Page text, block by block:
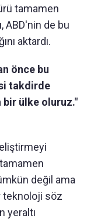
tamamen
ABD'nin de bu
aktardı.
önce bu
takdirde
bir ülke oluruz."
değil ama
teknoloji söz
yeraltı